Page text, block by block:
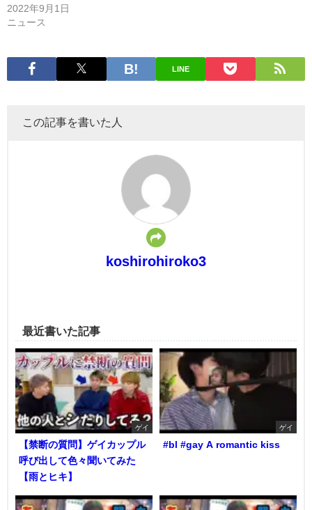
2022年9月1日
ニュース
LINE
この記事を書いた人
koshirohiroko3
最近書いた記事
ゲイ
【禁断の質問】ゲイカップル
呼び出して色々聞いてみた
【雨とヒキ】
ゲイ
#bl #gay A romantic kiss